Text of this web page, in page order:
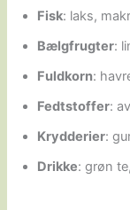
Fisk: laks,
Bælgfrugter:
Fuldkorn:
Fedtstoffer:
Krydderier:
Drikke: grøn